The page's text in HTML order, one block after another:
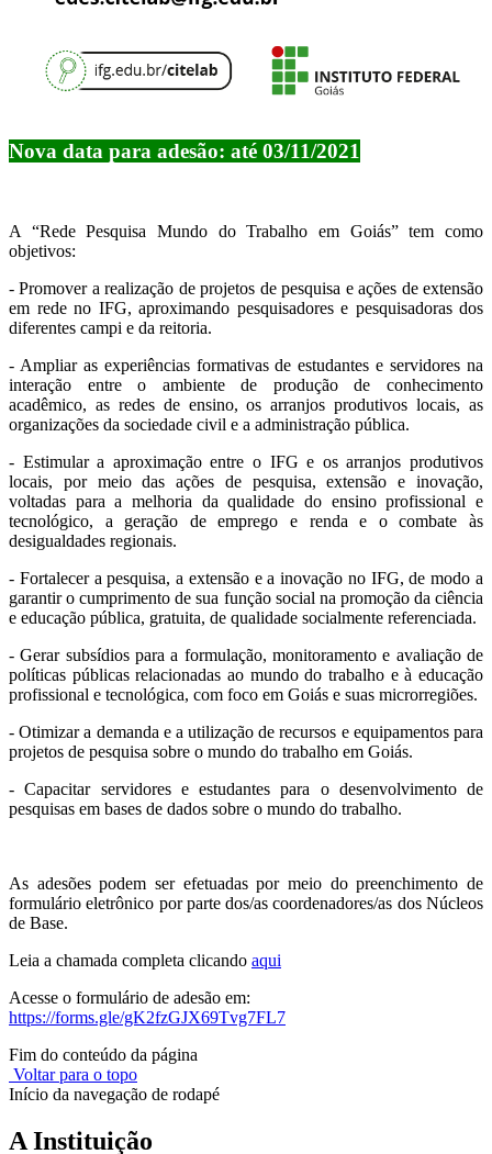
Nova data para adesão: até 03/11/2021
A “Rede Pesquisa Mundo do Trabalho em Goiás” tem como
objetivos:
- Promover a realização de projetos de pesquisa e ações de extensão
em rede no IFG, aproximando pesquisadores e pesquisadoras dos
diferentes campi e da reitoria.
- Ampliar as experiências formativas de estudantes e servidores na
interação entre o ambiente de produção de conhecimento
acadêmico, as redes de ensino, os arranjos produtivos locais, as
organizações da sociedade civil e a administração pública.
- Estimular a aproximação entre o IFG e os arranjos produtivos
locais, por meio das ações de pesquisa, extensão e inovação,
voltadas para a melhoria da qualidade do ensino profissional e
tecnológico, a geração de emprego e renda e o combate às
desigualdades regionais.
- Fortalecer a pesquisa, a extensão e a inovação no IFG, de modo a
garantir o cumprimento de sua função social na promoção da ciência
e educação pública, gratuita, de qualidade socialmente referenciada.
- Gerar subsídios para a formulação, monitoramento e avaliação de
políticas públicas relacionadas ao mundo do trabalho e à educação
profissional e tecnológica, com foco em Goiás e suas microrregiões.
- Otimizar a demanda e a utilização de recursos e equipamentos para
projetos de pesquisa sobre o mundo do trabalho em Goiás.
- Capacitar servidores e estudantes para o desenvolvimento de
pesquisas em bases de dados sobre o mundo do trabalho.
As adesões podem ser efetuadas por meio do preenchimento de
formulário eletrônico por parte dos/as coordenadores/as dos Núcleos
de Base.
Leia a chamada completa clicando aqui
Acesse o formulário de adesão em:
https://forms.gle/gK2fzGJX69Tvg7FL7
Fim do conteúdo da página
Voltar para o topo
Início da navegação de rodapé
A Instituição